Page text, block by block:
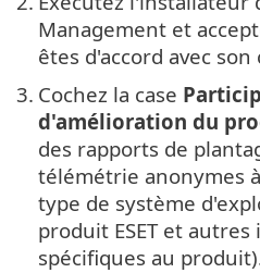
Management et
êtes d'accord avec
3. Cochez la case
d'amélioration du
des rapports de
télémétrie anonymes à
type de système
produit ESET et
spécifiques au